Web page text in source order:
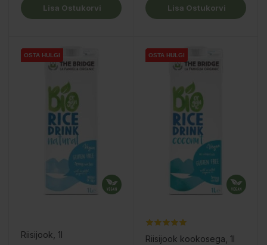
Lisa Ostukorvi Lisa Ostukorvi
OSTA HULGI
OSTA HULGI
OSTA HULGI
OSTA HULGI
Riisijook, 1l
OSTA HULGI
OSTA HULGI
OSTA HULGI
OSTA HULGI
Riisijook kookosega, 1l